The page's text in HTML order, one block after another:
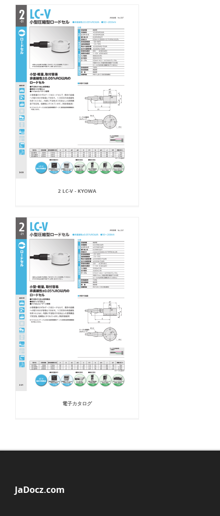
2 LC-V - KYOWA
電子カタログ
JaDocz.com